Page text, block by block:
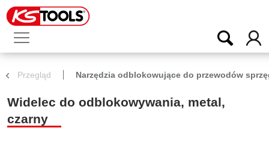
Przegląd Narzędzia odblokowujące do przewodów
Widelec do odblokowywania, metal,
czarny